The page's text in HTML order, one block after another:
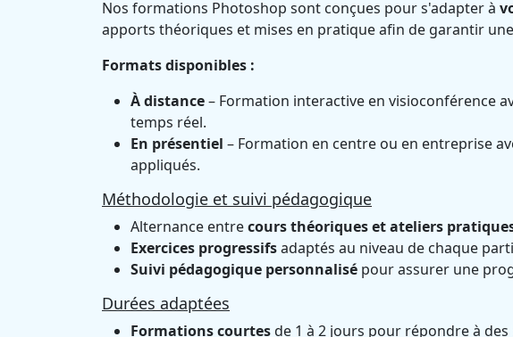
Nos formations Photoshop sont conçues pour s'adapter à
apports théoriques et mises en pratique afin de garantir
Formats disponibles :
À distance– Formation interactive en visioconférence
temps réel.
En présentiel – Formation en centre ou en entreprise
appliqués.
Méthodologie et suivi pédagogique
Alternance entrecours théoriques et ateliers
Exercices progressifsadaptés au niveau de chaque
Suivi pédagogique personnalisé pour assurer une
Durées adaptées
Formations courtesde 1 à 2 jours pour répondre à des